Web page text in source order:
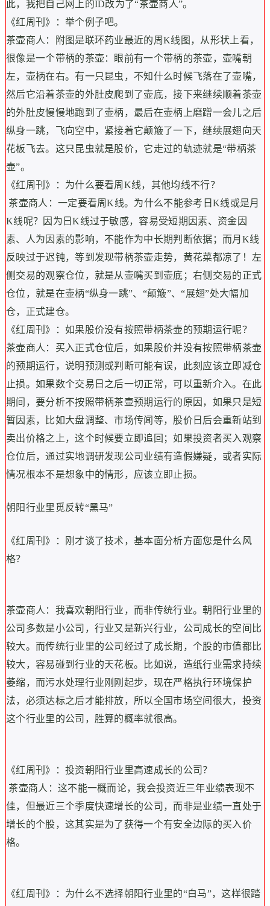
此，我把自己网上的ID改为了“茶壶商人”。
《红周刊》：举个例子吧。
茶壶商人：附图是联环药业最近的周K线图，从形状上看，
很像是一个带柄的茶壶：眼前有一个带柄的茶壶，壶嘴朝
左，壶柄在右。有一只昆虫，不知什么时候飞落在了壶嘴，
然后它沿着茶壶的外肚皮爬到了壶底，接下来继续顺着茶壶
的外肚皮慢慢地跑到了壶柄，最后在壶柄上磨蹭一会儿之后
纵身一跳，飞向空中，紧接着它颠簸了一下，继续展翅向天
花板飞去。这只昆虫就是股价，它走过的轨迹就是“带柄茶
壶”。
《红周刊》：为什么要看周K线，其他均线不行？
茶壶商人：一定要看周K线。为什么不能参考日K线或是月
K线呢？因为日K线过于敏感，容易受短期因素、资金因
素、人为因素的影响，不能作为中长期判断依据；而月K线
反映过于迟钝，等到发现带柄茶壶走势，黄花菜都凉了！左
侧交易的观察仓位，就是从壶嘴买到壶底；右侧交易的正式
仓位，就是在壶柄“纵身一跳”、“颠簸”、“展翅”处大幅加
仓，正式建仓。
《红周刊》：如果股价没有按照带柄茶壶的预期运行呢？
茶壶商人：买入正式仓位后，如果股价并没有按照带柄茶壶
的预期运行，说明预测或判断可能有误，此刻应该立即减仓
止损。如果数个交易日之后一切正常，可以重新介入。在此
期间，要分析不按照带柄茶壶预期运行的原因，如果只是短
暂因素，比如大盘调整、市场传闻等，股价日后会重新站到
卖出价格之上，这个时候要立即追回；如果投资者买入观察
仓位后，通过实地调研发现公司业绩有造假嫌疑，或者实际
情况根本不是想象中的情形，应该立即止损。
朝阳行业里觅反转“黑马”
《红周刊》：刚才谈了技术，基本面分析方面您是什么风
格？
茶壶商人：我喜欢朝阳行业，而非传统行业。朝阳行业里的
公司多数是小公司，行业又是新兴行业，公司成长的空间比
较大。而传统行业里的公司经过了成长期，个股的市值都比
较大，容易碰到行业的天花板。比如说，造纸行业需求持续
萎缩，而污水处理行业刚刚起步，现在严格执行环境保护
法，必须达标之后才能排放，所以全国市场空间很大，投资
这个行业里的公司，胜算的概率就很高。
《红周刊》：投资朝阳行业里高速成长的公司？
茶壶商人：这不能一概而论，我会投资近三年业绩表现不
佳，但最近三个季度快速增长的公司，而非是业绩一直处于
增长的个股，这其实是为了获得一个有安全边际的买入价
格。
《红周刊》：为什么不选择朝阳行业里的“白马”，这样很踏